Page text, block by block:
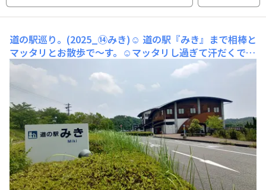
道の駅巡り。(2025_⑭みき)☺️ 道の駅『みき』まで相棒と
マッタリとお散歩で〜す。☺️マッタリし過ぎて汗だくで
す。🥵入って直ぐに見えたのが👇です。😋アレッ。。。😅
全体を撮影したはずなんだけどな〜。😰😰😰暑さで熱中
症の症状出てたのかな〜。🥵🥵🥵美味しそうだったんです
が、喉の渇きの方が酷かったのでポカリスエットにしまし
た。🥵😋🥵地元の野